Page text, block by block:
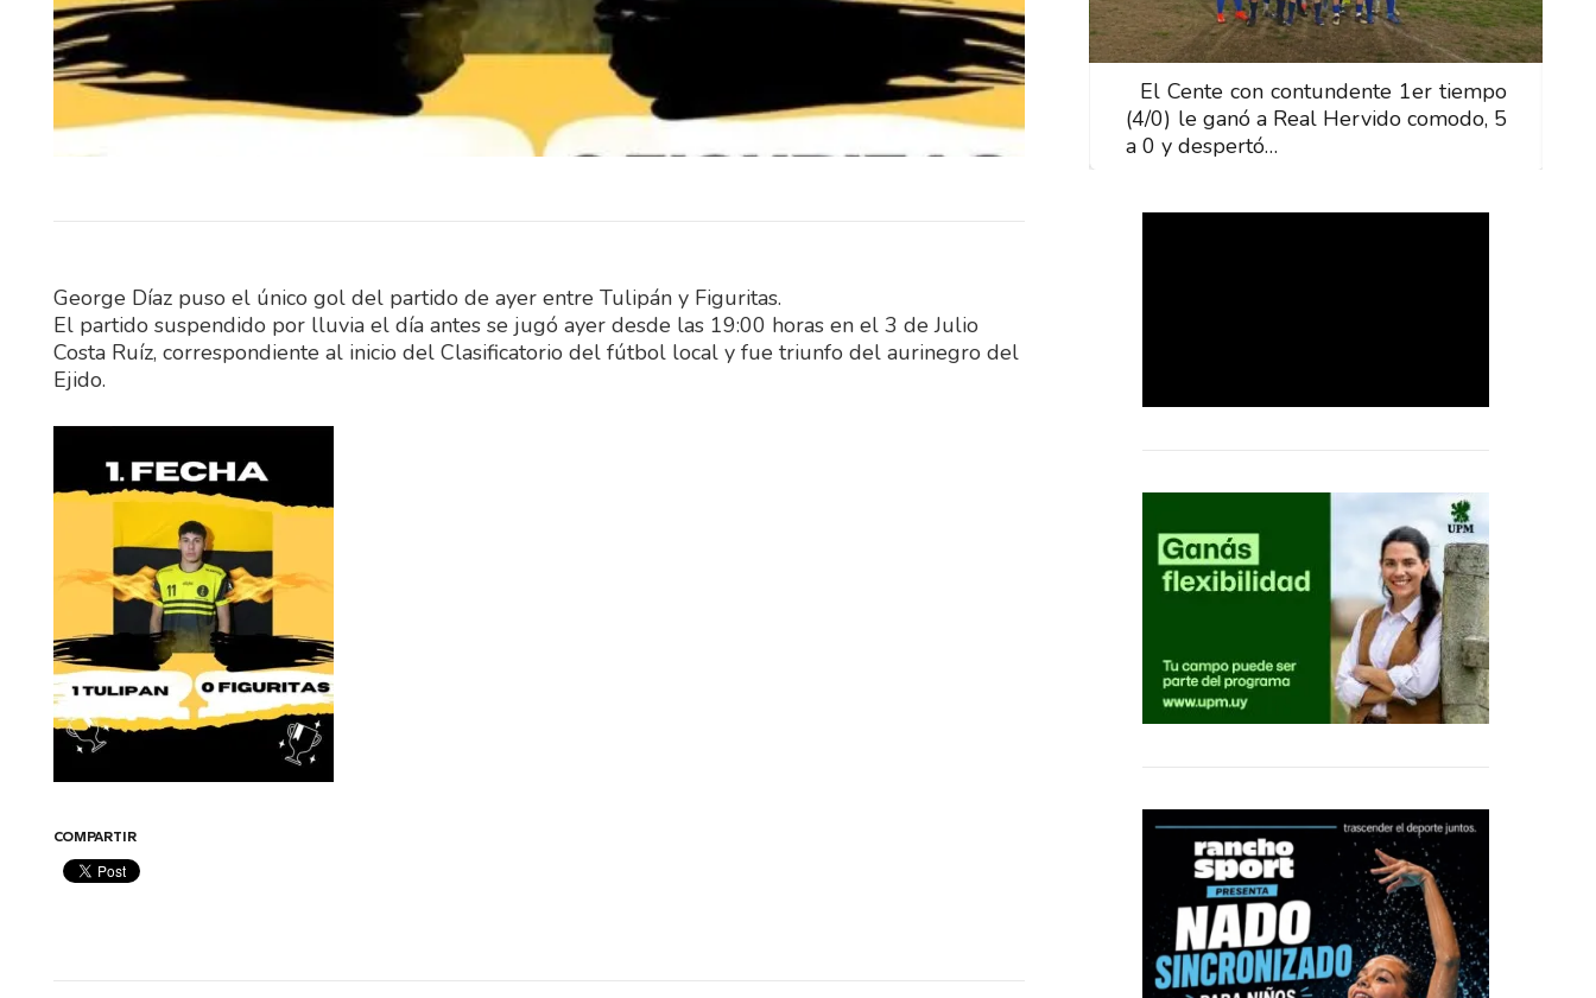
George Díaz puso el único gol del partido de ayer entre Tulipán y Figuritas.
El partido suspendido por lluvia el día antes se jugó ayer desde las 19:00 horas en el 3 de Julio
Costa Ruíz, correspondiente al inicio del Clasificatorio del fútbol local y fue triunfo del aurinegro del
Ejido.
COMPARTIR
El Cente con contundente 1er tiempo
(4/0) le ganó a Real Hervido comodo, 5
El Cente con contundente 1er tiempo
(4/0) le ganó a Real Hervido comodo, 5
a 0 y despertó…
El Cente con contundente 1er tiempo
(4/0) le ganó a Real Hervido comodo, 5
a 0 y despertó…